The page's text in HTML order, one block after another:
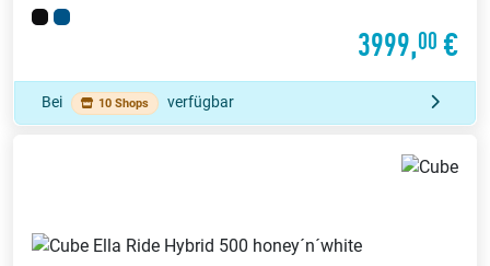
3999,00 €
Bei 10 Shops verfügbar